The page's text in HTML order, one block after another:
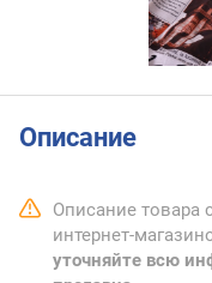
Описание
Описание товара
интернет-
уточняйте всю